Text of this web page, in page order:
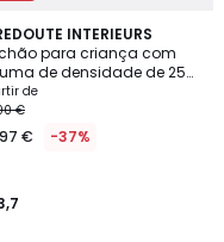
INTERIEURS
para criança com
de densidade de 25
firmeza média e
macio
de
€
€ -37%